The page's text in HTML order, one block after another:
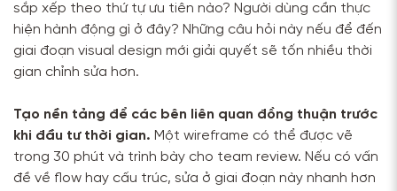
sắp xếp theo thứ tự ưu tiên nào? Người dùng cần thực
hiện hành động gì ở đây? Những câu hỏi này nếu để đến
giai đoạn visual design mới giải quyết sẽ tốn nhiều thời
gian chỉnh sửa hơn.
Tạo nền tảng để các bên liên quan đồng thuận trước
khi đầu tư thời gian. Một wireframe có thể được vẽ
trong 30 phút và trình bày cho team review. Nếu có vấn
đề về flow hay cấu trúc, sửa ở giai đoạn này nhanh hơn